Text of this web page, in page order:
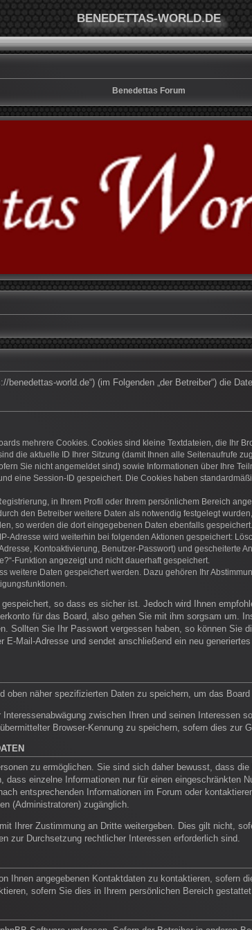
BENEDETTAS-WORLD.DE
Benedettas Forum
benedettas-world.de“) (im Folgenden „der Betreiber“) die
mehrere Cookies. Cookies sind kleine Textdateien, die Ihr
die aktuelle ID Ihrer Sitzung (damit Ihnen alle Seitenaufrufe
Sie nicht angemeldet sind) sowie Informationen über Ihre
eine Session-ID gespeichert. Die Cookies haben
in Ihrem Profil oder Ihrem persönlichem Bereich
den Betreiber weitere Daten als notwendig festgelegt
so werden die dort eingegebenen Daten ebenfalls
Adresse wird weiterhin bei folgenden Aktionen gespeichert:
Kontoaktivierung, Benutzer-Passwort) und gescheiterte
Funktion angezeigt und nicht dauerhaft gespeichert.
weitere Daten gespeichert werden. Dazu gehören Ihr
so dass es sicher ist. Jedoch wird Ihnen
für das Board, also gehen Sie mit ihm sorgsam um.
Sollten Sie Ihr Passwort vergessen haben, so können Sie
E-Mail-Adresse und sendet anschließend ein neu
näher spezifizierten Daten zu speichern, um das
zwischen Ihren und seinen Interessen
Browser-Kennung zu speichern, sofern dies zur
zu ermöglichen. Sie sind sich daher bewusst, dass
einzelne Informationen nur für einen eingeschränkten
entsprechenden Informationen im Forum oder
(Administratoren) zugänglich.
Ihrer Zustimmung an Dritte weitergeben. Dies gilt nicht,
zur Durchsetzung rechtlicher Interessen erforderlich sind.
Ihnen angegebenen Kontaktdaten zu kontaktieren, sofern
sofern Sie dies in Ihrem persönlichen Bereich gestattet